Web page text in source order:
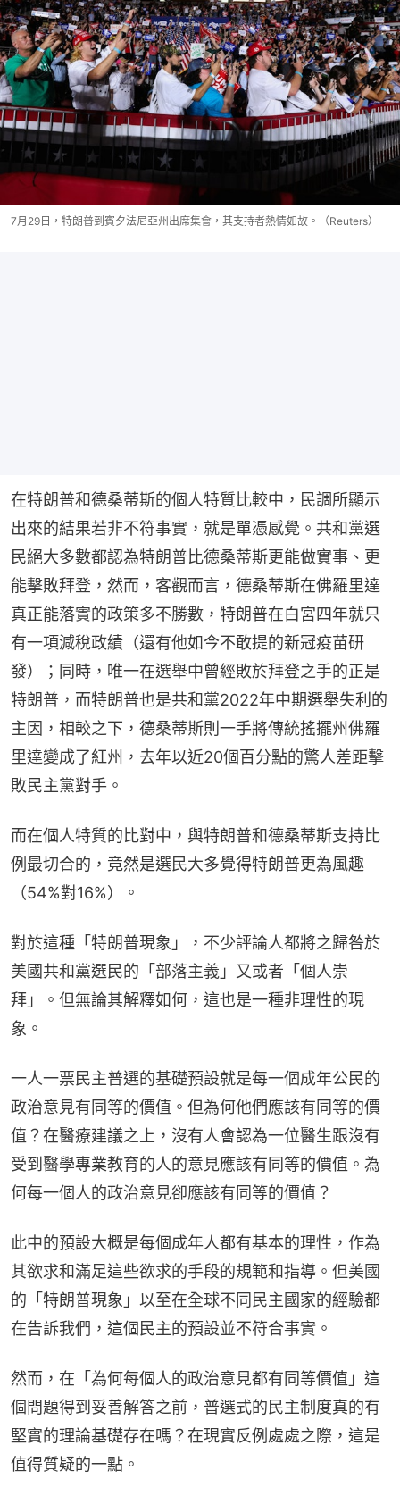
7月29日，特朗普到賓夕法尼亞州出席集會，其支持者熱情如故。（Reuters）
在特朗普和德桑蒂斯的個人特質比較中，民調所顯示
出來的結果若非不符事實，就是單憑感覺。共和黨選
民絕大多數都認為特朗普比德桑蒂斯更能做實事、更
能擊敗拜登，然而，客觀而言，德桑蒂斯在佛羅里達
真正能落實的政策多不勝數，特朗普在白宮四年就只
有一項減稅政績（還有他如今不敢提的新冠疫苗研
發）；同時，唯一在選舉中曾經敗於拜登之手的正是
特朗普，而特朗普也是共和黨2022年中期選舉失利的
主因，相較之下，德桑蒂斯則一手將傳統搖擺州佛羅
里達變成了紅州，去年以近20個百分點的驚人差距擊
敗民主黨對手。
而在個人特質的比對中，與特朗普和德桑蒂斯支持比
例最切合的，竟然是選民大多覺得特朗普更為風趣
（54%對16%）。
對於這種「特朗普現象」，不少評論人都將之歸咎於
美國共和黨選民的「部落主義」又或者「個人崇
拜」。但無論其解釋如何，這也是一種非理性的現
象。
一人一票民主普選的基礎預設就是每一個成年公民的
政治意見有同等的價值。但為何他們應該有同等的價
值？在醫療建議之上，沒有人會認為一位醫生跟沒有
受到醫學專業教育的人的意見應該有同等的價值。為
何每一個人的政治意見卻應該有同等的價值？
此中的預設大概是每個成年人都有基本的理性，作為
其欲求和滿足這些欲求的手段的規範和指導。但美國
的「特朗普現象」以至在全球不同民主國家的經驗都
在告訴我們，這個民主的預設並不符合事實。
然而，在「為何每個人的政治意見都有同等價值」這
個問題得到妥善解答之前，普選式的民主制度真的有
堅實的理論基礎存在嗎？在現實反例處處之際，這是
值得質疑的一點。